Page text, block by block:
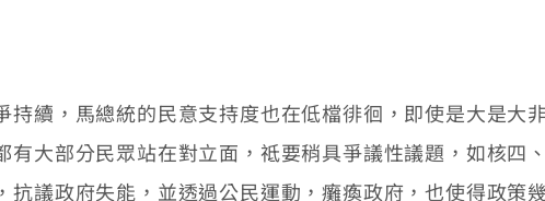
續，馬總統的民意支持度也在低檔徘徊，即使是大是大
有大部分民眾站在對立面，祗要稍具爭議性議題，如核四
抗議政府失能，並透過公民運動，癱瘓政府，也使得政策